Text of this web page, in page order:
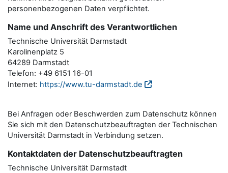
personenbezogenen Daten verpflichtet.
Name und Anschrift des Verantwortlichen
Technische Universität Darmstadt
Karolinenplatz 5
64289 Darmstadt
Telefon: +49 6151 16-01
Internet: https://www.tu-darmstadt.de
Bei Anfragen oder Beschwerden zum Datenschutz können
Sie sich mit den Datenschutzbeauftragten der Technischen
Universität Darmstadt in Verbindung setzen.
Kontaktdaten der Datenschutzbeauftragten
Technische Universität Darmstadt